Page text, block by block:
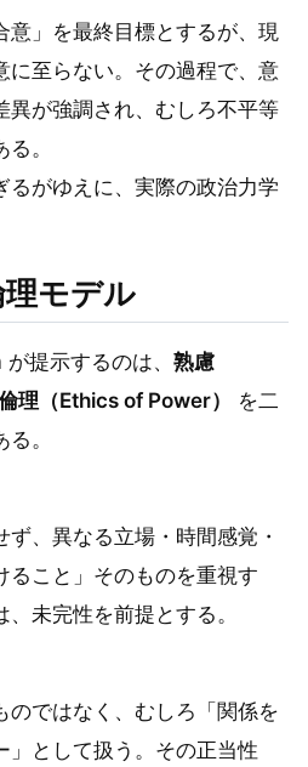
意」を最終目標とするが、現
に至らない。その過程で、意
異が強調され、むしろ不平等
。
るがゆえに、実際の政治力学
理モデル
提示するのは、 熟慮
理（Ethics of Power）
を二
。
、異なる立場・時間感覚・
ること」そのものを重視す
未完性を前提とする。
のではなく、むしろ「関係を
」として扱う。その正当性